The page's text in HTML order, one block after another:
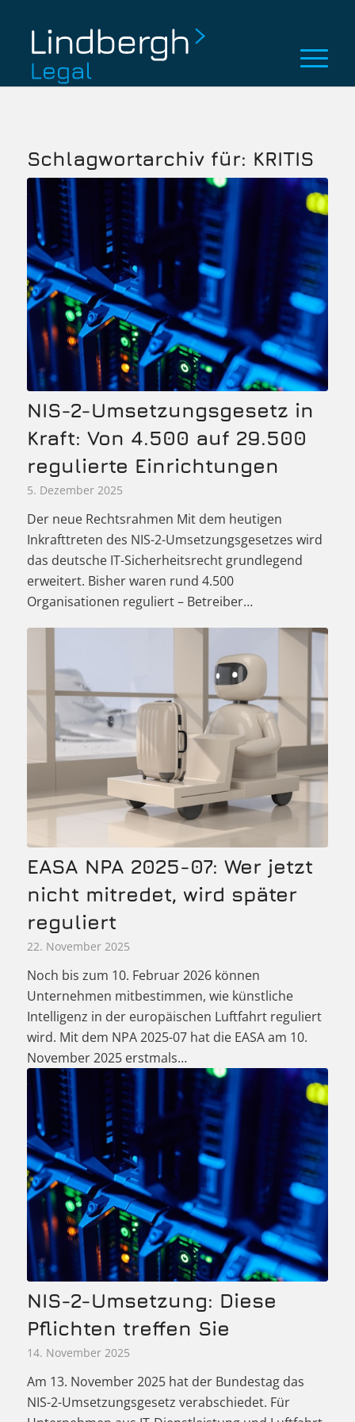
Schlagwortarchiv für: KRITIS
NIS-2-Umsetzungsgesetz in
Kraft: Von 4.500 auf 29.500
regulierte Einrichtungen
5. Dezember 2025
Der neue Rechtsrahmen Mit dem heutigen
Inkrafttreten des NIS-2-Umsetzungsgesetzes wird
das deutsche IT-Sicherheitsrecht grundlegend
erweitert. Bisher waren rund 4.500
Organisationen reguliert – Betreiber…
EASA NPA 2025-07: Wer jetzt
nicht mitredet, wird später
reguliert
22. November 2025
Noch bis zum 10. Februar 2026 können
Unternehmen mitbestimmen, wie künstliche
Intelligenz in der europäischen Luftfahrt reguliert
wird. Mit dem NPA 2025-07 hat die EASA am 10.
November 2025 erstmals…
NIS-2-Umsetzung: Diese
Pflichten treffen Sie
14. November 2025
Am 13. November 2025 hat der Bundestag das
NIS-2-Umsetzungsgesetz verabschiedet. Für